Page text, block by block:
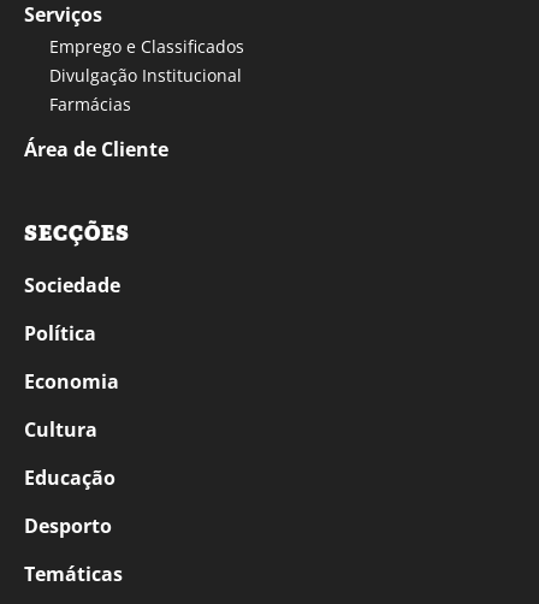
Serviços
Emprego e Classificados
Divulgação Institucional
Farmácias
Área de Cliente
SECÇÕES
Sociedade
Política
Economia
Cultura
Educação
Desporto
Temáticas